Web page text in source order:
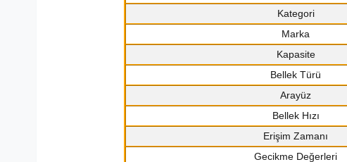
Kategori
Marka
Kapasite
Bellek Türü
Arayüz
Bellek Hızı
Erişim Zamanı
Gecikme Değerleri